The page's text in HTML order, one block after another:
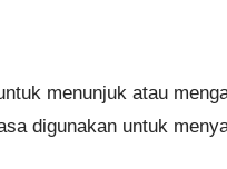
menunjuk atau
digunakan untuk